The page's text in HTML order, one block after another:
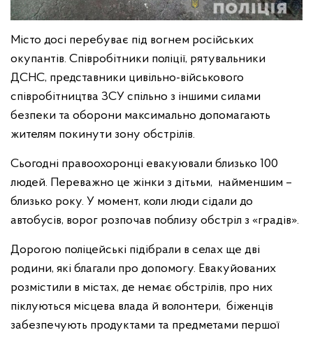
Місто досі перебуває під вогнем російських
окупантів. Співробітники поліції, рятувальники
ДСНС, представники цивільно-військового
співробітництва ЗСУ спільно з іншими силами
безпеки та оборони максимально допомагають
жителям покинути зону обстрілів.
Сьогодні правоохоронці евакуювали близько 100
людей. Переважно це жінки з дітьми, найменшим –
близько року. У момент, коли люди сідали до
автобусів, ворог розпочав поблизу обстріл з «градів».
Дорогою поліцейські підібрали в селах ще дві
родини, які благали про допомогу. Евакуйованих
розмістили в містах, де немає обстрілів, про них
піклуються місцева влада й волонтери, біженців
забезпечують продуктами та предметами першої